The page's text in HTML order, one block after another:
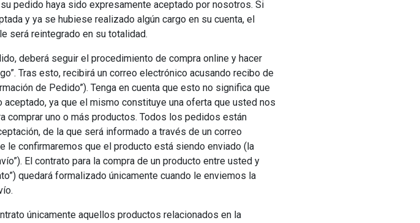
pedido haya sido expresamente aceptado por nosotros. Si
y ya se hubiese realizado algún cargo en su cuenta, el
será reintegrado en su totalidad.
deberá seguir el procedimiento de compra online y hacer
Tras esto, recibirá un correo electrónico acusando recibo de
de Pedido”). Tenga en cuenta que esto no significa que
aceptado, ya que el mismo constituye una oferta que usted nos
comprar uno o más productos. Todos los pedidos están
de la que será informado a través de un correo
le confirmaremos que el producto está siendo enviado (la
El contrato para la compra de un producto entre usted y
quedará formalizado únicamente cuando le enviemos la
únicamente aquellos productos relacionados en la